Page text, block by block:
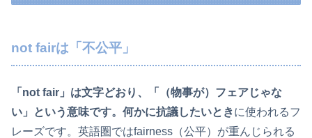
not fairは「不公平」
「not fair」は文字どおり、「（物事が）フェアじゃな
い」という意味です。何かに抗議したいときに使われるフ
レーズです。英語圏ではfairness（公平）が重んじられる